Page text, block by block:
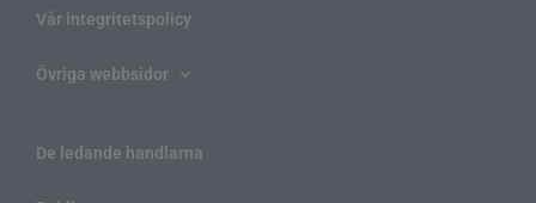
Vår integritetspolicy
Övriga webbsidor
De ledande handlarna